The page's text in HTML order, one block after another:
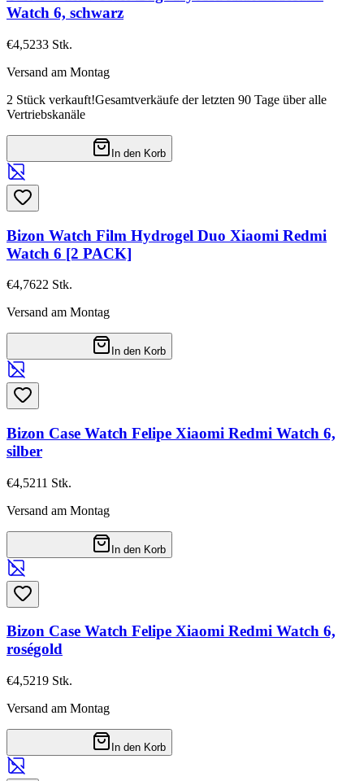
Watch 6, schwarz
€4,5233 Stk.
Versand am Montag
2 Stück verkauft!Gesamtverkäufe der letzten 90 Tage über alle
Vertriebskanäle
In den Korb
Bizon Watch Film Hydrogel Duo Xiaomi Redmi
Watch 6 [2 PACK]
€4,7622 Stk.
Versand am Montag
In den Korb
Bizon Case Watch Felipe Xiaomi Redmi Watch 6,
silber
€4,5211 Stk.
Versand am Montag
In den Korb
Bizon Case Watch Felipe Xiaomi Redmi Watch 6,
roségold
€4,5219 Stk.
Versand am Montag
In den Korb